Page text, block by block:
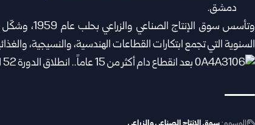
دمشق.
وتأسس سوق
السنوية التي تجمع ابتكارات القطاعات الهندسية، والنسيجية،